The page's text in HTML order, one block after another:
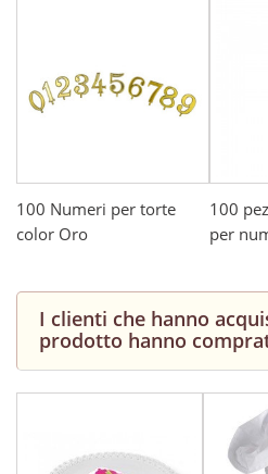
100 Numeri per torte
color Oro
100
per
I clienti che hanno
prodotto hanno